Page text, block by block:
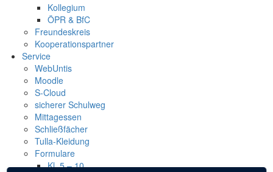
Kollegium
ÖPR & BfC
Freundeskreis
Kooperationspartner
Service
WebUntis
Moodle
S-Cloud
sicherer Schulweg
Mittagessen
Schließfächer
Tulla-Kleidung
Formulare
Kl. 5 – 10